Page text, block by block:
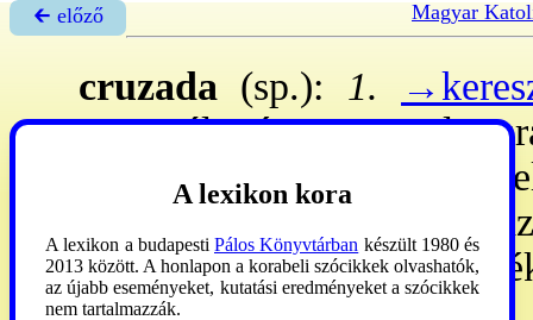
🡰 előző Magyar
cruzada (sp.): 1.
portugál és spanyol
alattvalóiktól a hitetlenek
a felmentvények (pl.
egy részét a pápának
A lexikon kora
A lexikon a budapesti Pálos Könyvtárban készült 1980 és
2013 között. A honlapon a korabeli szócikkek olvashatók,
az újabb eseményeket, kutatási eredményeket a szócikkek
nem tartalmazzák.